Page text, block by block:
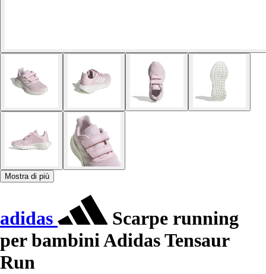
Mostra di più
adidas
Scarpe running
per bambini Adidas Tensaur
Run